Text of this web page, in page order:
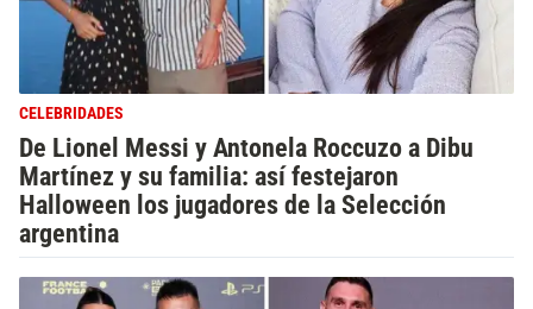
CELEBRIDADES
De Lionel Messi y Antonela Roccuzo a Dibu
Martínez y su familia: así festejaron
Halloween los jugadores de la Selección
argentina